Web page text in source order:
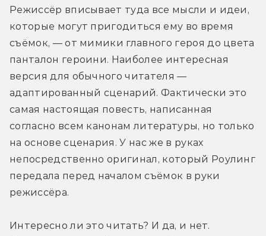
Режиссёр вписывает туда все мысли и идеи,
которые могут пригодиться ему во время
съёмок, — от мимики главного героя до цвета
панталон героини. Наиболее интересная
версия для обычного читателя —
адаптированный сценарий. Фактически это
самая настоящая повесть, написанная
согласно всем канонам литературы, но только
на основе сценария. У нас же в руках
непосредственно оригинал, который Роулинг
передала перед началом съёмок в руки
режиссёра.
Интересно ли это читать? И да, и нет.